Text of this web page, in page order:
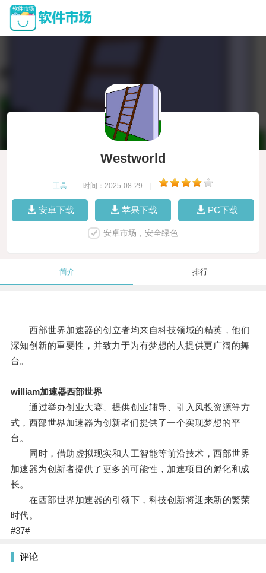
Westworld
工具 时间：2025-08-29
安卓下载 苹果下载 PC下载
安卓市场，安全绿色
简介 排行
西部世界加速器的创立者均来自科技领域的精英，他们
深知创新的重要性，并致力于为有梦想的人提供更广阔的舞
台。
william加速器西部世界
通过举办创业大赛、提供创业辅导、引入风投资源等方
式，西部世界加速器为创新者们提供了一个实现梦想的平
台。
同时，借助虚拟现实和人工智能等前沿技术，西部世界
加速器为创新者提供了更多的可能性，加速项目的孵化和成
长。
在西部世界加速器的引领下，科技创新将迎来新的繁荣
时代。
#37#
评论